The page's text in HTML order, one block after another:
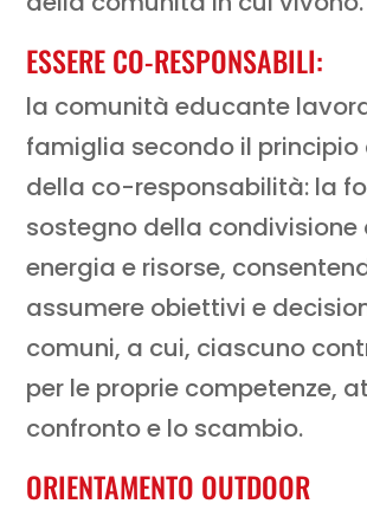
ESSERE CO-RESPONSABILI:
la comunità educante
famiglia secondo il principio
della co-responsabilità: la
sostegno della condivisione
energia e risorse,
assumere obiettivi e
comuni, a cui, ciascuno
per le proprie competenze,
confronto e lo scambio.
ORIENTAMENTO OUTDOOR